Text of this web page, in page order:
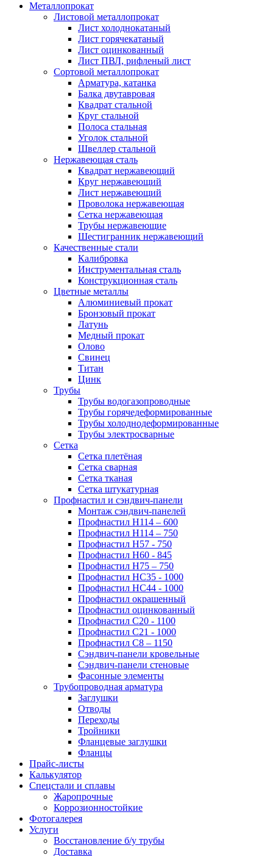
Металлопрокат
Листовой металлопрокат
Лист холоднокатаный
Лист горячекатаный
Лист оцинкованный
Лист ПВЛ, рифленый лист
Сортовой металлопрокат
Арматура, катанка
Балка двутавровая
Квадрат стальной
Круг стальной
Полоса стальная
Уголок стальной
Швеллер стальной
Нержавеющая сталь
Квадрат нержавеющий
Круг нержавеющий
Лист нержавеющий
Проволока нержавеющая
Сетка нержавеющая
Трубы нержавеющие
Шестигранник нержавеющий
Качественные стали
Калибровка
Инструментальная сталь
Конструкционная сталь
Цветные металлы
Алюминиевый прокат
Бронзовый прокат
Латунь
Медный прокат
Олово
Свинец
Титан
Цинк
Трубы
Трубы водогазопроводные
Трубы горячедеформированные
Трубы холоднодеформированные
Трубы электросварные
Сетка
Сетка плетёная
Сетка сварная
Сетка тканая
Сетка штукатурная
Профнастил и сэндвич-панели
Монтаж сэндвич-панелей
Профнастил Н114 – 600
Профнастил Н114 – 750
Профнастил Н57 - 750
Профнастил Н60 - 845
Профнастил Н75 – 750
Профнастил НС35 - 1000
Профнастил НС44 - 1000
Профнастил окрашенный
Профнастил оцинкованный
Профнастил С20 - 1100
Профнастил С21 - 1000
Профнастил С8 – 1150
Сэндвич-панели кровельные
Сэндвич-панели стеновые
Фасонные элементы
Трубопроводная арматура
Заглушки
Отводы
Переходы
Тройники
Фланцевые заглушки
Фланцы
Прайс-листы
Калькулятор
Спецстали и сплавы
Жаропрочные
Коррозионностойкие
Фотогалерея
Услуги
Восстановление б/у трубы
Доставка